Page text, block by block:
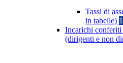
Tassi di
in tabelle)
Incarichi conferiti
(dirigenti e non